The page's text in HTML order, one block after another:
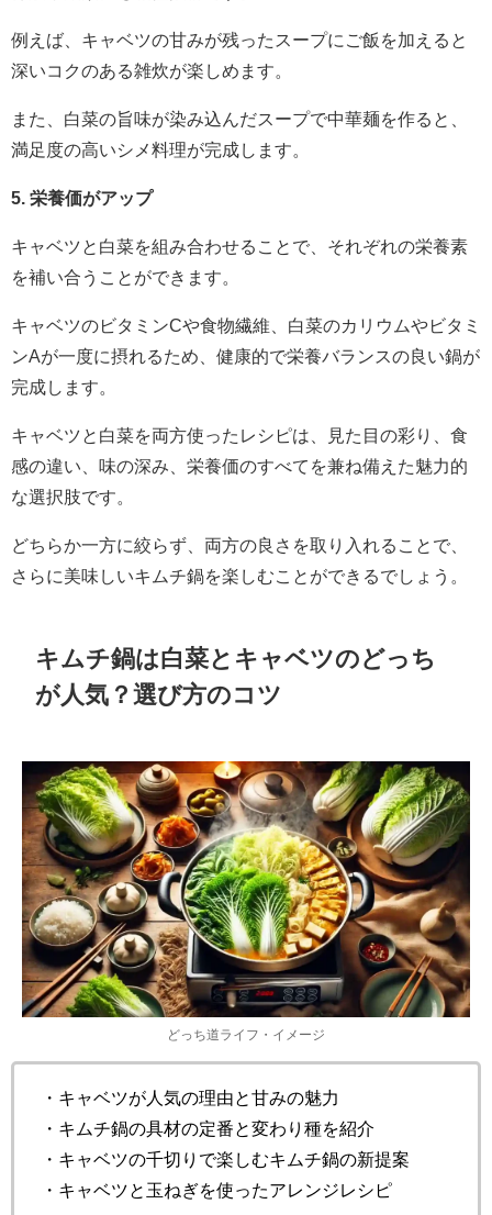
例えば、キャベツの甘みが残ったスープにご飯を加えると
深いコクのある雑炊が楽しめます。
また、白菜の旨味が染み込んだスープで中華麺を作ると、
満足度の高いシメ料理が完成します。
5. 栄養価がアップ
キャベツと白菜を組み合わせることで、それぞれの栄養素
を補い合うことができます。
キャベツのビタミンCや食物繊維、白菜のカリウムやビタミ
ンAが一度に摂れるため、健康的で栄養バランスの良い鍋が
完成します。
キャベツと白菜を両方使ったレシピは、見た目の彩り、食
感の違い、味の深み、栄養価のすべてを兼ね備えた魅力的
な選択肢です。
どちらか一方に絞らず、両方の良さを取り入れることで、
さらに美味しいキムチ鍋を楽しむことができるでしょう。
キムチ鍋は白菜とキャベツのどっち
が人気？選び方のコツ
どっち道ライフ・イメージ
・キャベツが人気の理由と甘みの魅力
・キムチ鍋の具材の定番と変わり種を紹介
・キャベツの千切りで楽しむキムチ鍋の新提案
・キャベツと玉ねぎを使ったアレンジレシピ